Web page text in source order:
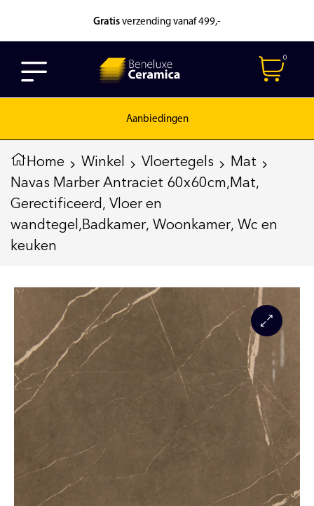
Gratis verzending vanaf 499,-
0
Aanbiedingen
Home Winkel Vloertegels
Mat
Navas Marber Antraciet 60x60cm,Mat,
Gerectificeerd, Vloer en
wandtegel,Badkamer, Woonkamer, Wc en
keuken